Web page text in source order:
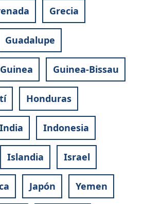
Grecia
Guadalupe
Guinea Guinea-Bissau
Honduras
India Indonesia
Islandia Israel
Japón Yemen